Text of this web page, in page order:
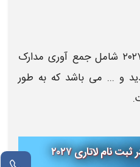
✔️ مراحل ثبت نام لاتاری ۲۰۲۷ شامل جمع آوری مدارک
و ... می باشد که به طور
نام لاتاری ۲۰۲۷